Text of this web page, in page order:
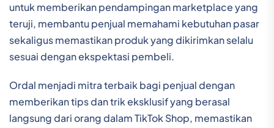
untuk memberikan pendampingan marketplace yang
teruji, membantu penjual memahami kebutuhan pasar
sekaligus memastikan produk yang dikirimkan selalu
sesuai dengan ekspektasi pembeli.
Ordal menjadi mitra terbaik bagi penjual dengan
memberikan tips dan trik eksklusif yang berasal
langsung dari orang dalam TikTok Shop, memastikan